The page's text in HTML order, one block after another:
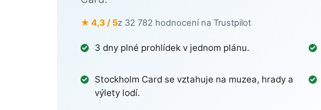
★ 4,3 / 5z 32 782 hodnocení na Trustpilot
3 dny plné prohlídek v jednom plánu.
Stockholm Card se vztahuje na muzea, hrady a
výlety lodí.